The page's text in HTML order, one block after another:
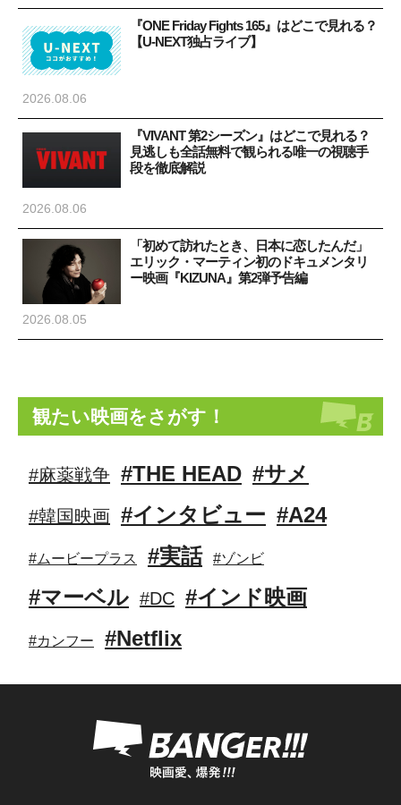
『ONE Friday Fights 165』はどこで見れる？
【U-NEXT独占ライブ】
2026.08.06
『VIVANT 第2シーズン』はどこで見れる？
見逃しも全話無料で観られる唯一の視聴手
段を徹底解説
2026.08.06
「初めて訪れたとき、日本に恋したんだ」
エリック・マーティン初のドキュメンタリ
ー映画『KIZUNA』第2弾予告編
2026.08.05
観たい映画をさがす！
#麻薬戦争 #THE HEAD #サメ
#韓国映画 #インタビュー #A24
#ムービープラス #実話 #ゾンビ
#マーベル #DC #インド映画
#カンフー #Netflix